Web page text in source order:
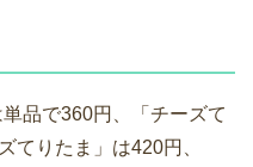
品で360円、「チーズて
てりたま」は420円、